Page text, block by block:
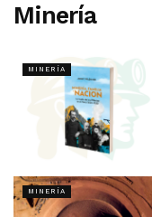
Minería
MINERÍA
MINERÍA